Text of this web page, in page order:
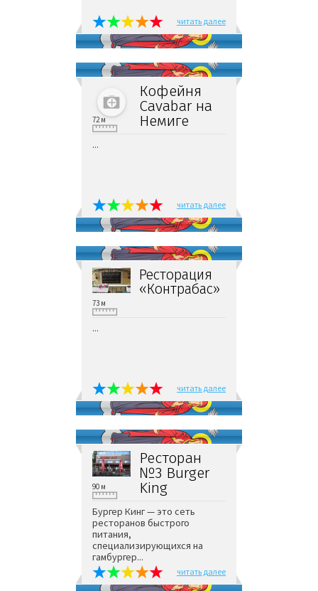
читать далее
Кофейня
Cavabar на
Немиге
72 м
...
читать далее
Ресторация
«Контрабас»
73 м
...
читать далее
Ресторан
№3 Burger
King
90 м
Бургер Кинг — это сеть
ресторанов быстрого
питания,
специализирующихся на
гамбургер...
читать далее